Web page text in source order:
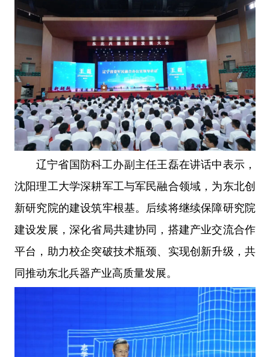
辽宁省国防科工办副主任王磊在讲话中表示，
沈阳理工大学深耕军工与军民融合领域，为东北创
新研究院的建设筑牢根基。后续将继续保障研究院
建设发展，深化省局共建协同，搭建产业交流合作
平台，助力校企突破技术瓶颈、实现创新升级，共
同推动东北兵器产业高质量发展。